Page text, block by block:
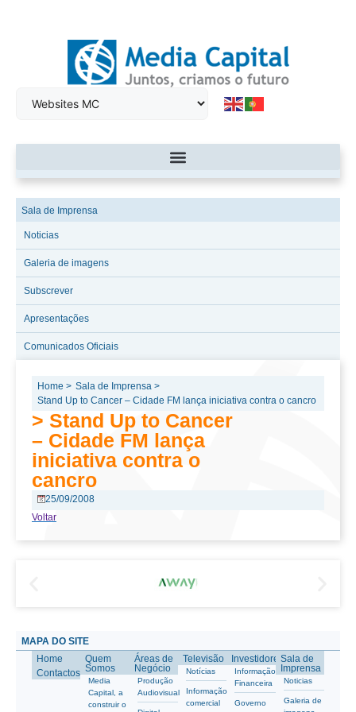
Sala de Imprensa
Noticias
Galeria de imagens
Subscrever
Apresentações
Comunicados Oficiais
Home > Sala de Imprensa >
Stand Up to Cancer – Cidade FM lança iniciativa contra o cancro
> Stand Up to Cancer
– Cidade FM lança
iniciativa contra o
cancro
25/09/2008
Voltar
MAPA DO SITE
Home
Contactos
Quem
Somos
Media
Capital, a
construir o
Áreas de
Negócio
Produção
Audiovisual
Televisão
Notícias
Informação
comercial
Investidores
Informação
Financeira
Governo
Sala de
Imprensa
Noticias
Galeria de